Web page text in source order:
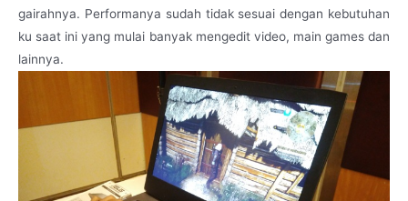
gairahnya. Performanya sudah tidak sesuai dengan kebutuhan
ku saat ini yang mulai banyak mengedit video, main games dan
lainnya.